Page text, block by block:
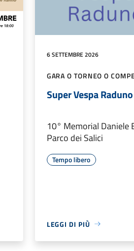
6 SETTEMBRE 2026
GARA O TORNEO O
Super Vespa Raduno
10° Memorial Daniele
Parco dei Salici
Tempo libero
LEGGI DI PIÙ